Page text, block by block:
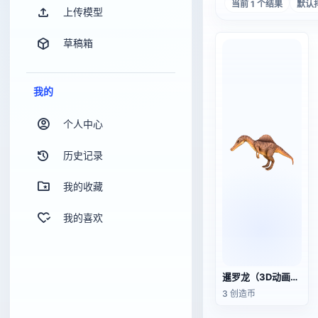
上传模型
草稿箱
我的
个人中心
历史记录
我的收藏
我的喜欢
当前 1 个结果 默认
暹罗龙（3D动画模型）
3 创造币